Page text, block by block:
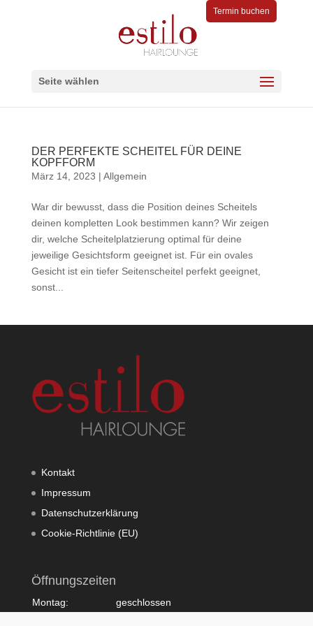
Termin buchen
Seite wählen
DER PERFEKTE SCHEITEL FÜR DEINE
KOPFFORM
März 14, 2023 | Allgemein
War dir bewusst, dass die Position deines Scheitels
deinen kompletten Look bestimmen kann? Wir zeigen
dir, welche Scheitelplatzierung optimal für deine
jeweilige Gesichtsform geeignet ist. Für ein ovales
Gesicht ist ein tiefer Seitenscheitel perfekt geeignet,
sonst...
Kontakt
Impressum
Datenschutzerklärung
Cookie-Richtlinie (EU)
Öffnungszeiten
Montag:
geschlossen